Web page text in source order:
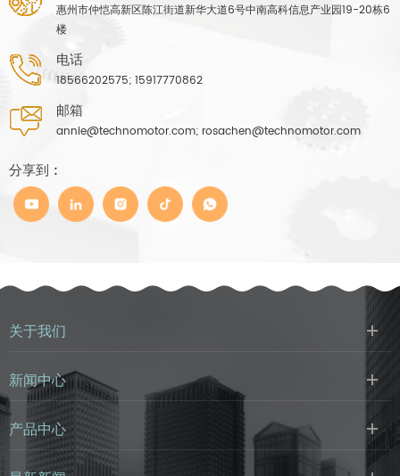
惠州市仲恺高新区陈江街道新华大道6号中南高科信息产业园19-20栋6
楼
电话
18566202575; 15917770862
邮箱
annie@technomotor.com; rosachen@technomotor.com
分享到 :
关于我们
新闻中心
产品中心